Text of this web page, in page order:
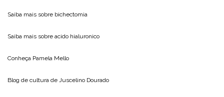
Saiba mais sobre bichectomia
Saiba mais sobre acido hialuronico
Conheça Pamela Mello
Blog de cultura de Juscelino Dourado